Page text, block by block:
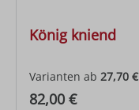
König kniend
Varianten ab 27,70 €
Regulärer Preis:
82,00 €